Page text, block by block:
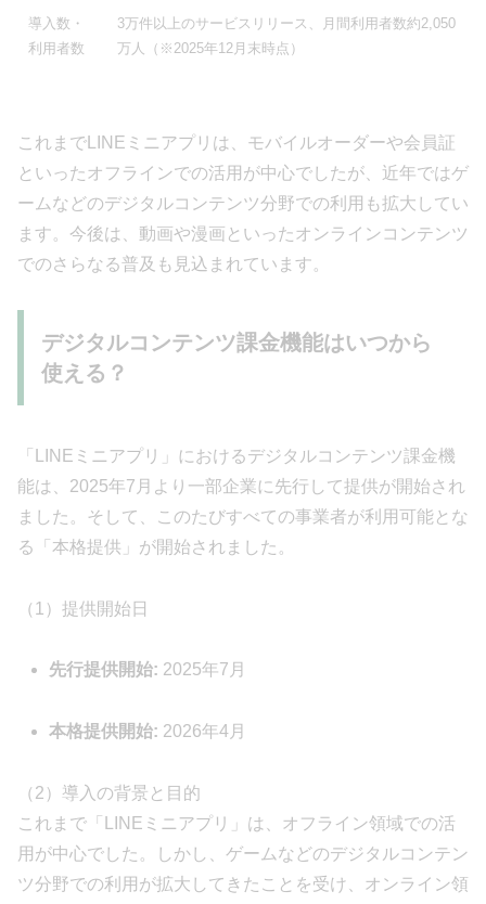
導入数・
利用者数
3万件以上のサービスリリース、月間利用者数約2,050
万人（※2025年12月末時点）
これまでLINEミニアプリは、モバイルオーダーや会員証
といったオフラインでの活用が中心でしたが、近年ではゲ
ームなどのデジタルコンテンツ分野での利用も拡大してい
ます。今後は、動画や漫画といったオンラインコンテンツ
でのさらなる普及も見込まれています。
デジタルコンテンツ課金機能はいつから
使える？
「LINEミニアプリ」におけるデジタルコンテンツ課金機
能は、2025年7月より一部企業に先行して提供が開始され
ました。そして、このたびすべての事業者が利用可能とな
る「本格提供」が開始されました。
（1）提供開始日
先行提供開始: 2025年7月
本格提供開始: 2026年4月
（2）導入の背景と目的
これまで「LINEミニアプリ」は、オフライン領域での活
用が中心でした。しかし、ゲームなどのデジタルコンテン
ツ分野での利用が拡大してきたことを受け、オンライン領